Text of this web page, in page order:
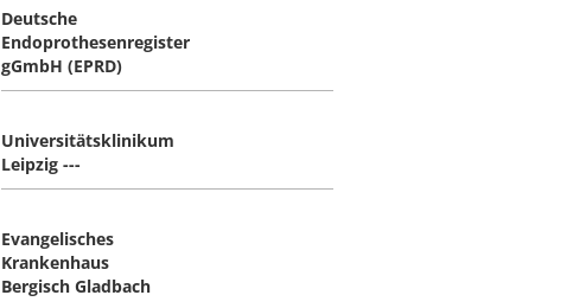
Deutsche
Endoprothesenregister
gGmbH (EPRD)
Universitätsklinikum
Leipzig ---
Evangelisches
Krankenhaus
Bergisch Gladbach